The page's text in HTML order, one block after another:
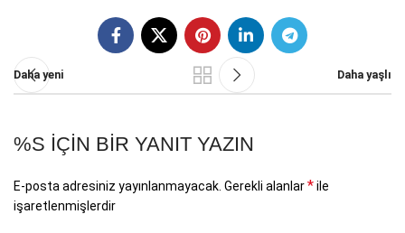
Daha yeni Daha yaşlı
%S IÇIN BIR YANIT YAZIN
E-posta adresiniz yayınlanmayacak. Gerekli alanlar*ile
işaretlenmişlerdir